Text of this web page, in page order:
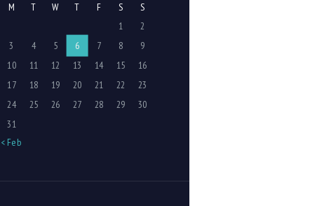
M
T W T F S
S
1
2
3
4 5 6 7 8
9
10
11 12 13 14 15
16
17
18 19 20 21 22
23
24
25 26 27 28 29
30
31
« Feb